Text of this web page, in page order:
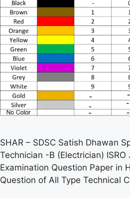
SHAR – SDSC Satish Dhawan
Technician -B (Electrician) ISRO
Examination Question Paper in
Question of All Type Technical